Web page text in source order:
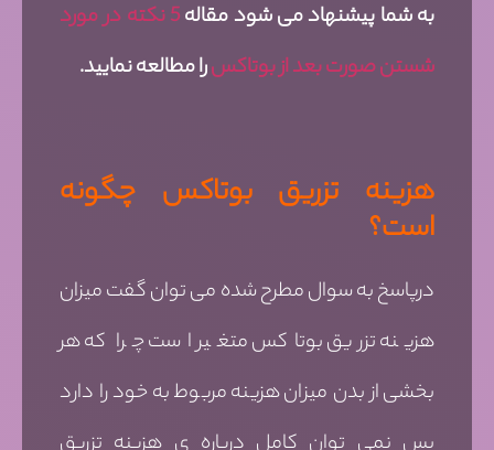
به شما پیشنهاد می شود مقاله 5 نکته در مورد
شستن صورت بعد از بوتاکسرا مطالعه نمایید.
هزینه تزریق بوتاکس چگونه
است؟
درپاسخ به سوال مطرح شده می توان گفت میزان
هزینه تزریق بوتاکس متغیر است چرا که هر
بخشی از بدن میزان هزینه مربوط به خود را دارد